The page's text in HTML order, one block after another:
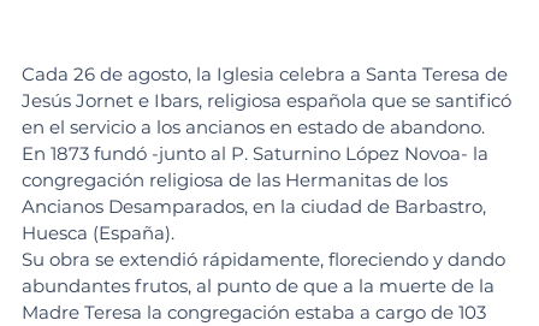
Cada 26 de agosto, la Iglesia celebra a Santa Teresa de
Jesús Jornet e Ibars, religiosa española que se santificó
en el servicio a los ancianos en estado de abandono.
En 1873 fundó -junto al P. Saturnino López Novoa- la
congregación religiosa de las Hermanitas de los
Ancianos Desamparados, en la ciudad de Barbastro,
Huesca (España).
Su obra se extendió rápidamente, floreciendo y dando
abundantes frutos, al punto de que a la muerte de la
Madre Teresa la congregación estaba a cargo de 103